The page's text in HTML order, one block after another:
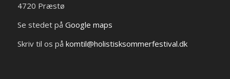
4720 Præstø
Se stedet på Google maps
Skriv til os på komtil@holistisksommerfestival.dk